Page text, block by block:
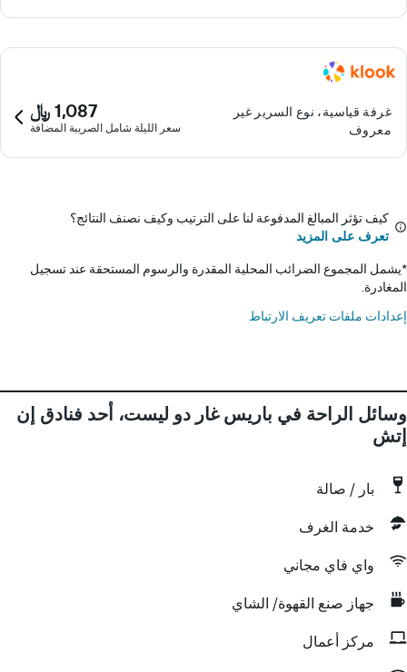
غرفة قياسية، نوع السرير غير
معروف
1,087 ﷼
سعر الليلة شامل الصريبة المضافة
كيف تؤثر المبالغ المدفوعة لنا على الترتيب وكيف نصنف النتائج؟
تعرف على المزيد
*يشمل المجموع الضرائب المحلية المقدرة والرسوم المستحقة عند تسجيل
المغادرة.
إعدادات ملفات تعريف الارتباط
وسائل الراحة في باريس غار دو ليست، أحد فنادق إن
إتش
بار / صالة
خدمة الغرف
واي فاي مجاني
جهاز صنع القهوة/ الشاي
مركز أعمال